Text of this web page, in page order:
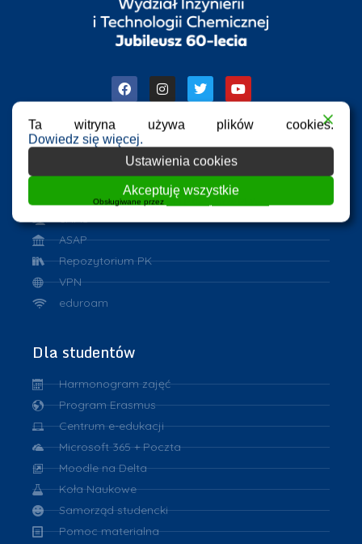
Przydatne linki
Azure Dev Tools for Teaching
eHMS
ASAP
Repozytorium PK
VPN
eduroam
Dla studentów
Harmonogram zajęć
Program Erasmus
Centrum e-edukacji
Microsoft 365 + Poczta
Moodle na Delta
Koła Naukowe
Samorząd studencki
Pomoc materialna
Ta witryna używa plików cookies.
Dowiedz się więcej.
Ustawienia cookies
Akceptuję wszystkie
Obsługiwane przez WPLP Compliance Platform